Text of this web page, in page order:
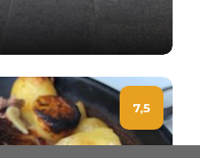
7,5